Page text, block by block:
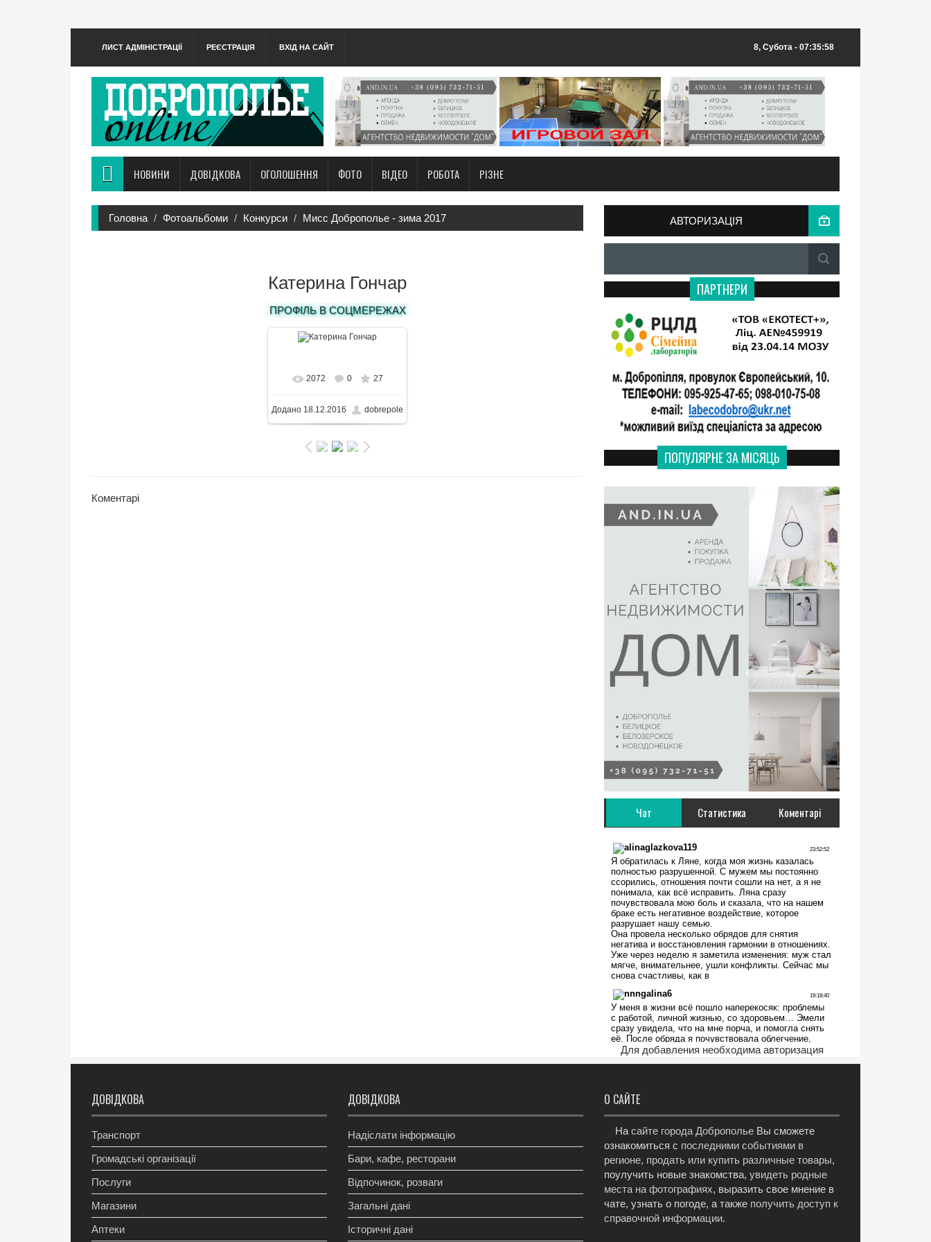
ЛИСТ АДМІНІСТРАЦІЇ РЕЄСТРАЦІЯ ВХІД НА САЙТ 8, Субота - 07:35:58
НОВИНИ ДОВІДКОВА ОГОЛОШЕННЯ ФОТО ВІДЕО РОБОТА РІЗНЕ
Головна Фотоальбоми Конкурси Мисс Доброполье - зима 2017
Катерина Гончар
ПРОФІЛЬ В СОЦМЕРЕЖАХ
481x626/ 61.5KB
2072 0 27
Додано 18.12.2016 dobrepole
Коментарі
АВТОРИЗАЦІЯ
ПАРТНЕРИ
ПОПУЛЯРНЕ ЗА МІСЯЦЬ
Чат Статистика Коментарі
Для добавления необходима авторизация
ДОВІДКОВА
Транспорт
Громадські організації
Послуги
Магазини
Аптеки
ДОВІДКОВА
Надіслати інформацію
Бари, кафе, ресторани
Відпочинок, розваги
Загальні дані
Історичні дані
О САЙТЕ
На сайте города Доброполье Вы сможете
ознакомиться с последними событиями в
регионе, продать или купить различные товары,
поулучить новые знакомства, увидеть родные
места на фотографиях, выразить свое мнение в
чате, узнать о погоде, а также получить доступ к
справочной информации.